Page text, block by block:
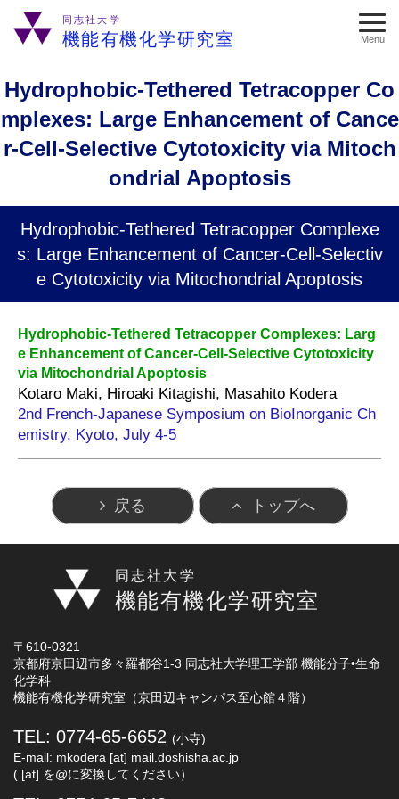
同志社大学
機能有機化学研究室 Menu
Hydrophobic-Tethered Tetracopper Co
mplexes: Large Enhancement of Cance
r-Cell-Selective Cytotoxicity via Mitoch
ondrial Apoptosis
Hydrophobic-Tethered Tetracopper Complexe
s: Large Enhancement of Cancer-Cell-Selectiv
e Cytotoxicity via Mitochondrial Apoptosis
Hydrophobic-Tethered Tetracopper Complexes: Larg
e Enhancement of Cancer-Cell-Selective Cytotoxicity
via Mitochondrial Apoptosis
Kotaro Maki, Hiroaki Kitagishi, Masahito Kodera
2nd French-Japanese Symposium on BioInorganic Ch
emistry, Kyoto, July 4-5
戻る トップへ
同志社大学
機能有機化学研究室
〒610-0321
京都府京田辺市多々羅都谷1-3 同志社大学理工学部 機能分子•生命
化学科
機能有機化学研究室（京田辺キャンパス至心館４階）
TEL: 0774-65-6652 (小寺)
E-mail: mkodera [at] mail.doshisha.ac.jp
( [at] を@に変換してください）